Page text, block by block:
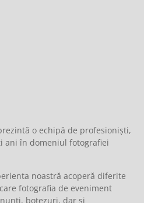
o echipă de profesioniști,
ani în domeniul fotografiei
noastră acoperă diferite
fotografia de eveniment
botezuri, dar și